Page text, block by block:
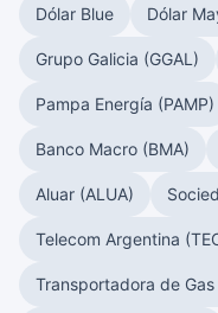
Dólar Blue Dólar
Grupo Galicia (GGAL)
Pampa Energía (PAMP)
Banco Macro (BMA)
Aluar (ALUA)
Telecom Argentina
Transportadora de Gas